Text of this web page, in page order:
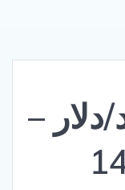
دلار –